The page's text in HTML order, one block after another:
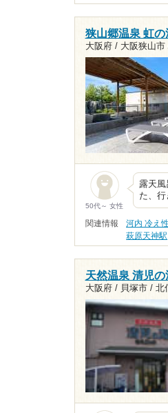
狭山郷温泉 虹
大阪府 / 大阪狭山市
50代～ 女性
露天
た、行
関連情報 河内 冷え
萩原天神駅
天然温泉 清児の
大阪府 / 貝塚市 / 北